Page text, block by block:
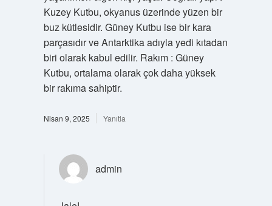
Kuzey Kutbu, okyanus üzerinde yüzen bir
buz kütlesidir. Güney Kutbu ise bir kara
parçasıdır ve Antarktika adıyla yedi kıtadan
biri olarak kabul edilir. Rakım : Güney
Kutbu, ortalama olarak çok daha yüksek
bir rakıma sahiptir.
Nisan 9, 2025 Yanıtla
admin